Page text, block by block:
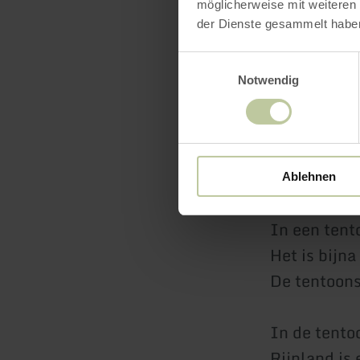
möglicherweise mit
der Dienste gesammelt
Notwendig
Ablehnen
Deze
Er worden
De planten
Zodat ze
Wat kun je
Er is ook
In een
Het is
De
In de